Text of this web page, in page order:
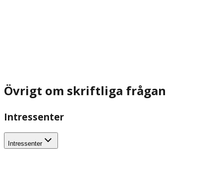
Övrigt om skriftliga frågan
Intressenter
Intressenter